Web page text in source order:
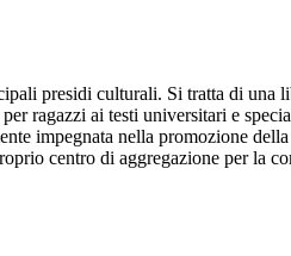
presidi culturali. Si tratta di una
ragazzi ai testi universitari e
impegnata nella promozione
centro di aggregazione per la